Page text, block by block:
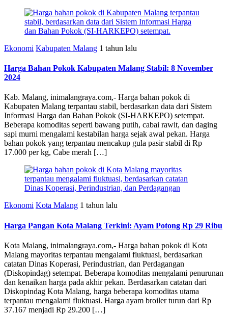
Ekonomi Kabupaten Malang 1 tahun lalu
Harga Bahan Pokok Kabupaten Malang Stabil: 8 November
2024
Kab. Malang, inimalangraya.com,- Harga bahan pokok di
Kabupaten Malang terpantau stabil, berdasarkan data dari Sistem
Informasi Harga dan Bahan Pokok (SI-HARKEPO) setempat.
Beberapa komoditas seperti bawang putih, cabai rawit, dan daging
sapi murni mengalami kestabilan harga sejak awal pekan. Harga
bahan pokok yang terpantau mencakup gula pasir stabil di Rp
17.000 per kg, Cabe merah […]
Ekonomi Kota Malang 1 tahun lalu
Harga Pangan Kota Malang Terkini: Ayam Potong Rp 29 Ribu
Kota Malang, inimalangraya.com,- Harga bahan pokok di Kota
Malang mayoritas terpantau mengalami fluktuasi, berdasarkan
catatan Dinas Koperasi, Perindustrian, dan Perdagangan
(Diskopindag) setempat. Beberapa komoditas mengalami penurunan
dan kenaikan harga pada akhir pekan. Berdasarkan catatan dari
Diskopindag Kota Malang, harga beberapa komoditas utama
terpantau mengalami fluktuasi. Harga ayam broiler turun dari Rp
37.167 menjadi Rp 29.200 […]